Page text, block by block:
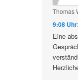
Thomas
9:08 Uhr:
Eine